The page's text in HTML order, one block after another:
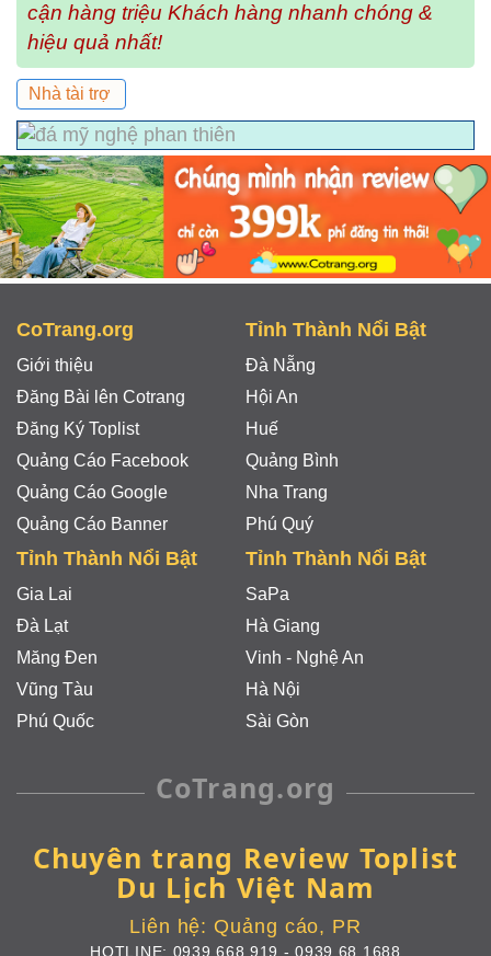
cận hàng triệu Khách hàng nhanh chóng &
hiệu quả nhất!
Nhà tài trợ
CoTrang.org
Giới thiệu
Đăng Bài lên Cotrang
Đăng Ký Toplist
Quảng Cáo Facebook
Quảng Cáo Google
Quảng Cáo Banner
Tỉnh Thành Nổi Bật
Đà Nẵng
Hội An
Huế
Quảng Bình
Nha Trang
Phú Quý
Tỉnh Thành Nổi Bật
Gia Lai
Đà Lạt
Măng Đen
Vũng Tàu
Phú Quốc
Tỉnh Thành Nổi Bật
SaPa
Hà Giang
Vinh - Nghệ An
Hà Nội
Sài Gòn
CoTrang.org
Chuyên trang Review Toplist
Du Lịch Việt Nam
Liên hệ: Quảng cáo, PR
HOTLINE: 0939.668.919 -0939.68.1688